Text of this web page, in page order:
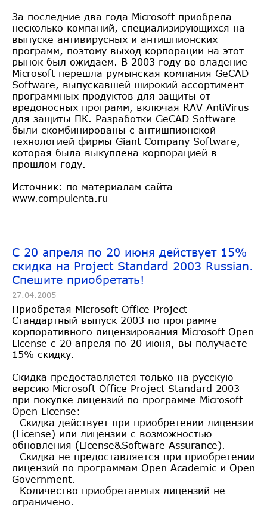
За последние два года Microsoft приобрела
несколько компаний, специализирующихся на
выпуске антивирусных и антишпионских
программ, поэтому выход корпорации на этот
рынок был ожидаем. В 2003 году во владение
Microsoft перешла румынская компания GeCAD
Software, выпускавшей широкий ассортимент
программных продуктов для защиты от
вредоносных программ, включая RAV AntiVirus
для защиты ПК. Разработки GeCAD Software
были скомбинированы с антишпионской
технологией фирмы Giant Company Software,
которая была выкуплена корпорацией в
прошлом году.
Источник: по материалам сайта
www.compulenta.ru
С 20 апреля по 20 июня действует 15%
скидка на Project Standard 2003 Russian.
Спешите приобретать!
27.04.2005
Приобретая Microsoft Office Project
Стандартный выпуск 2003 по программе
корпоративного лицензирования Microsoft Open
License с 20 апреля по 20 июня, вы получаете
15% скидку.
Cкидка предоставляется только на русскую
версию Microsoft Office Project Standard 2003
при покупке лицензий по программе Microsoft
Open License:
- Скидка действует при приобретении лицензии
(License) или лицензии с возможностью
обновления (License&Software Assurance).
- Скидка не предоставляется при приобретении
лицензий по программам Open Academic и Open
Government.
- Количество приобретаемых лицензий не
ограничено.